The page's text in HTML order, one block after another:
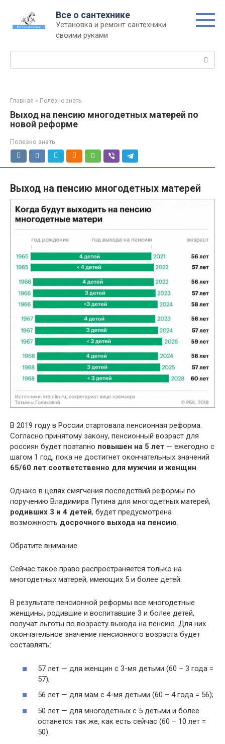
контенту
Все о сантехнике
Установка и ремонт сантехники
своими руками
Главная » Полезно знать
Выход на пенсию многодетных матерей по
новой реформе
Полезно знать
Выход на пенсию многодетных матерей
В 2019 году в России стартовала пенсионная реформа.
Согласно принятому закону, пенсионный возраст для
россиян будет поэтапно повышен на 5 лет — ежегодно с
шагом 1 год, пока не достигнет окончательных значений
65/60 лет соответственно для мужчин и женщин.
Однако в целях смягчения последствий реформы по
поручению Владимира Путина для многодетных матерей,
родивших 3 и 4 детей, будет предусмотрена
возможность досрочного выхода на пенсию.
Обратите внимание
Сейчас такое право распространяется только на
многодетных матерей, имеющих 5 и более детей.
В результате пенсионной реформы все многодетные
женщины, родившие и воспитавшие 3 и более детей,
получат льготы по возрасту выхода на пенсию. Для них
окончательное значение пенсионного возраста будет
составлять:
57 лет — для женщин с 3-мя детьми (60 – 3 года =
57);
56 лет — для мам с 4-мя детьми (60 – 4 года = 56);
50 лет — для многодетных с 5 детьми и более
останется так же, как есть сейчас (60 – 10 лет =
50).